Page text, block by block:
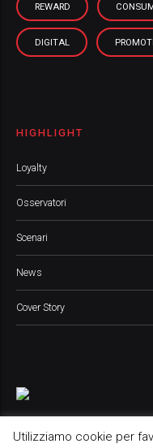
REWARD
DIGITAL
HIGHLIGHT
Loyalty
Osservatori
Scenari
News
Cover Story
Utilizziamo cookie per